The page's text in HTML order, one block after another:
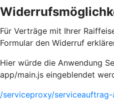
Für Verträge mit Ihrer
Formular den Widerruf
Hier würde die Anwendung
app/main.js eingeblendet
/serviceproxy/